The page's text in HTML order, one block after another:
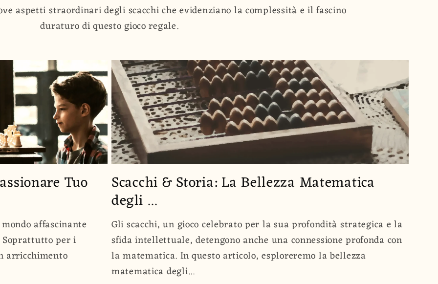
aspetti straordinari degli scacchi che evidenziano la complessità e il fascino
duraturo di questo gioco regale.
Tuo
affascinante
per i
arricchimento
Scacchi & Storia: La Bellezza Matematica
degli ...
Gli scacchi, un gioco celebrato per la sua profondità strategica e la
sfida intellettuale, detengono anche una connessione profonda con
la matematica. In questo articolo, esploreremo la bellezza
matematica degli...